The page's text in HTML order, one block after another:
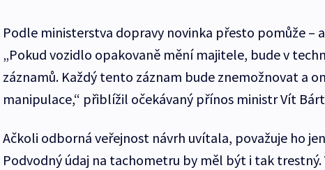
Podle ministerstva dopravy novinka přesto pomůže –
„Pokud vozidlo opakovaně mění majitele, bude v
záznamů. Každý tento záznam bude znemožnovat a
manipulace,“ přiblížil očekávaný přínos ministr Vít
Ačkoli odborná veřejnost návrh uvítala, považuje ho
Podvodný údaj na tachometru by měl být i tak